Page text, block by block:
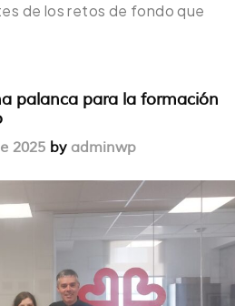
de los retos de fondo que
palanca para la formación
2025 by adminwp